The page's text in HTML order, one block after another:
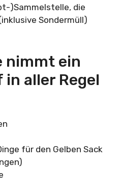
)Sammelstelle, die
Sondermüll)
nimmt ein
aller Regel
für den Gelben Sack